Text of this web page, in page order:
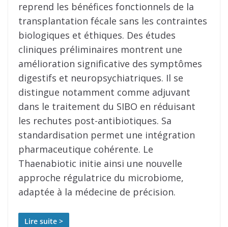
reprend les bénéfices fonctionnels de la
transplantation fécale sans les contraintes
biologiques et éthiques. Des études
cliniques préliminaires montrent une
amélioration significative des symptômes
digestifs et neuropsychiatriques. Il se
distingue notamment comme adjuvant
dans le traitement du SIBO en réduisant
les rechutes post-antibiotiques. Sa
standardisation permet une intégration
pharmaceutique cohérente. Le
Thaenabiotic initie ainsi une nouvelle
approche régulatrice du microbiome,
adaptée à la médecine de précision.
Lire suite >